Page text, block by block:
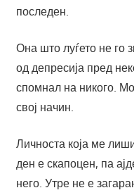
последен.
Она што луѓето не го
од депресија пред
спомнал на никого.
свој начин.
Личноста која ме
ден е скапоцен, па
него. Утре не е